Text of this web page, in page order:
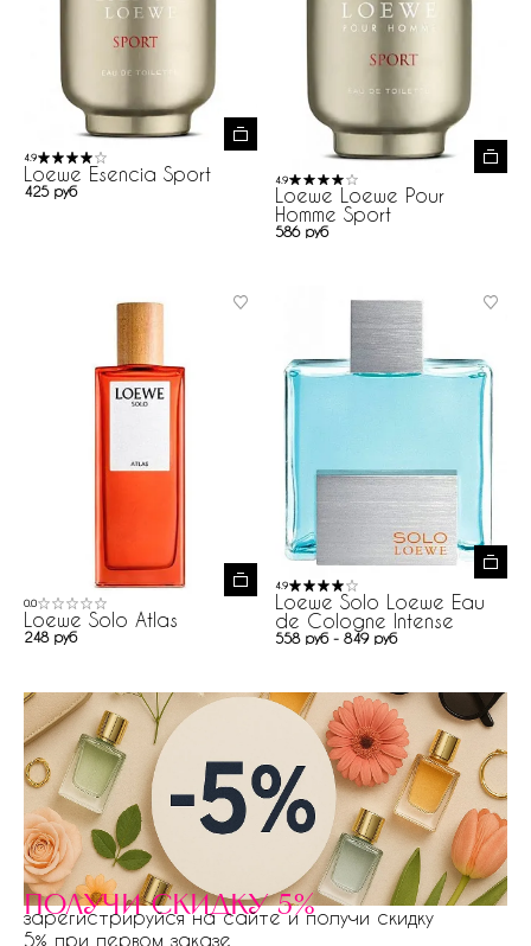
4.9
Loewe Esencia Sport
425 руб
4.9
Loewe Loewe Pour
Homme Sport
586 руб
0.0
Loewe Solo Atlas
248 руб
4.9
Loewe Solo Loewe Eau
de Cologne Intense
558 руб - 849 руб
получи скидку 5%
зарегистрируйся на сайте и получи скидку
5% при первом заказе